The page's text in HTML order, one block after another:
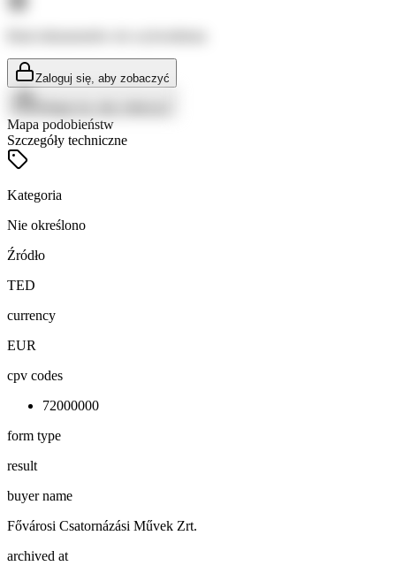
Zaloguj się, aby zobaczyć
Mapa podobieństw
Szczegóły techniczne
Kategoria
Nie określono
Źródło
TED
currency
EUR
cpv codes
72000000
form type
result
buyer name
Fővárosi Csatornázási Művek Zrt.
archived at